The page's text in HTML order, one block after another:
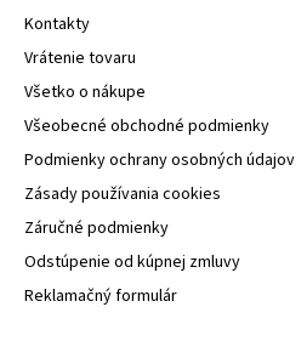
Kontakty
Vrátenie tovaru
Všetko o nákupe
Všeobecné obchodné podmienky
Podmienky ochrany osobných údajov
Zásady používania cookies
Záručné podmienky
Odstúpenie od kúpnej zmluvy
Reklamačný formulár